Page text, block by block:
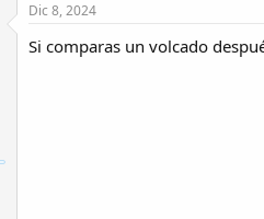
Dic 8, 2024
Si comparas un volcado